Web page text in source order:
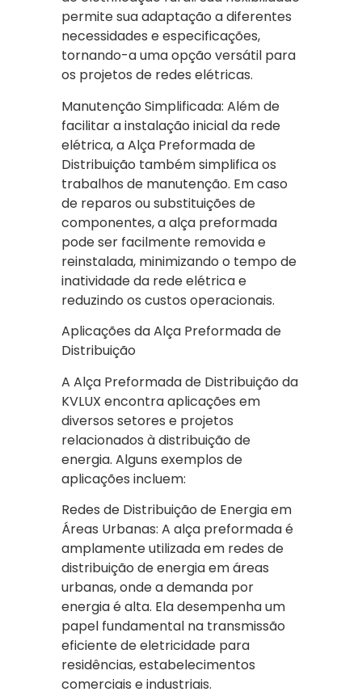
permite sua adaptação a diferentes
necessidades e especificações,
tornando-a uma opção versátil para
os projetos de redes elétricas.
Manutenção Simplificada: Além de
facilitar a instalação inicial da rede
elétrica, a Alça Preformada de
Distribuição também simplifica os
trabalhos de manutenção. Em caso
de reparos ou substituições de
componentes, a alça preformada
pode ser facilmente removida e
reinstalada, minimizando o tempo de
inatividade da rede elétrica e
reduzindo os custos operacionais.
Aplicações da Alça Preformada de
Distribuição
A Alça Preformada de Distribuição da
KVLUX encontra aplicações em
diversos setores e projetos
relacionados à distribuição de
energia. Alguns exemplos de
aplicações incluem:
Redes de Distribuição de Energia em
Áreas Urbanas: A alça preformada é
amplamente utilizada em redes de
distribuição de energia em áreas
urbanas, onde a demanda por
energia é alta. Ela desempenha um
papel fundamental na transmissão
eficiente de eletricidade para
residências, estabelecimentos
comerciais e industriais.